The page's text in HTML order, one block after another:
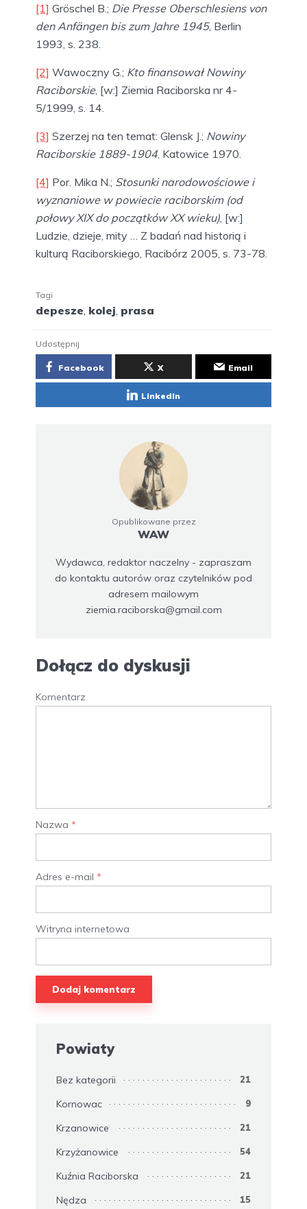
[1] Gröschel B.; Die Presse Oberschlesiens von
den Anfängen bis zum Jahre 1945, Berlin
1993, s. 238.
[2] Wawoczny G.; Kto finansował Nowiny
Raciborskie, [w:] Ziemia Raciborska nr 4-
5/1999, s. 14.
[3] Szerzej na ten temat: Glensk J.; Nowiny
Raciborskie 1889-1904 , Katowice 1970.
[4] Por. Mika N.; Stosunki narodowościowe i
wyznaniowe w powiecie raciborskim (od
połowy XIX do początków XX wieku) , [w:]
Ludzie, dzieje, mity … Z badań nad historią i
kulturą Raciborskiego, Racibórz 2005, s. 73-78.
Tagi
depesze, kolej, prasa
Udostępnij
Facebook X Email
LinkedIn
Opublikowane przez
WAW
Wydawca, redaktor naczelny - zapraszam
do kontaktu autorów oraz czytelników pod
adresem mailowym
ziemia.raciborska@gmail.com
Dołącz do dyskusji
Komentarz
Nazwa *
Adres e-mail *
Witryna internetowa
Powiaty
Bez kategorii 21
Kornowac 9
Krzanowice 21
Krzyżanowice 54
Kuźnia Raciborska 21
Nędza 15